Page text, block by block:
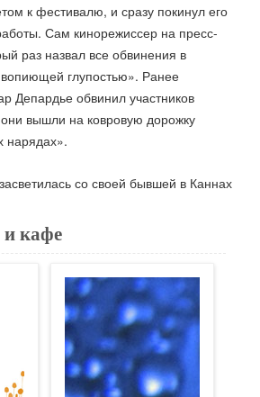
к фестивалю, и сразу покинул его
Сам кинорежиссер на пресс-
раз назвал все обвинения в
глупостью». Ранее
Депардье обвинил участников
вышли на ковровую дорожку
нарядах».
и кафе